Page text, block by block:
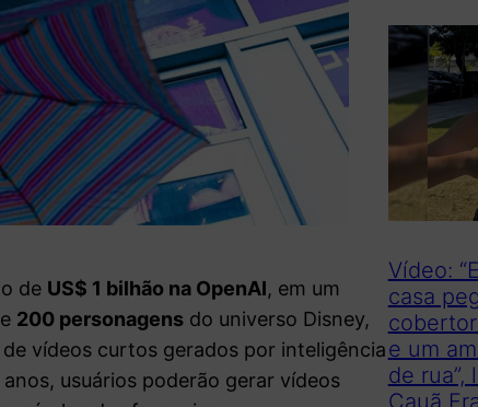
de US$ 1 bilhão na OpenAI, em um
200 personagens do universo Disney,
vídeos curtos gerados por inteligência
usuários poderão gerar vídeos
Vídeo:
casa
e um
de rua”,
Cauã